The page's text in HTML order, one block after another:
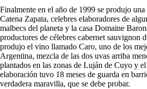
Finalmente en el año de 1999 se produjo
Catena Zapata, celebres elaboradores de
malbecs del planeta y la casa Domaine
productores de célebres cabernet sauvignon
produjo el vino llamado Caro, uno de los
Argentina, mezcla de las dos uvas arriba
plantados en las zonas de Luján de Cuyo y
elaboración tuvo 18 meses de guarda en
verdadera maravilla, que se debe probar.